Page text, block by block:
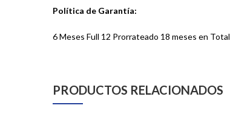
Política de Garantía:
6 Meses Full 12 Prorrateado 18 meses en Total
PRODUCTOS RELACIONADOS